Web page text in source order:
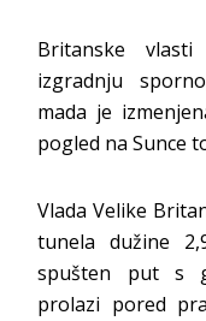
Britanske
izgradnju
mada je
pogled na Sunce
Vlada Velike
tunela dužine
spušten put s
prolazi pored